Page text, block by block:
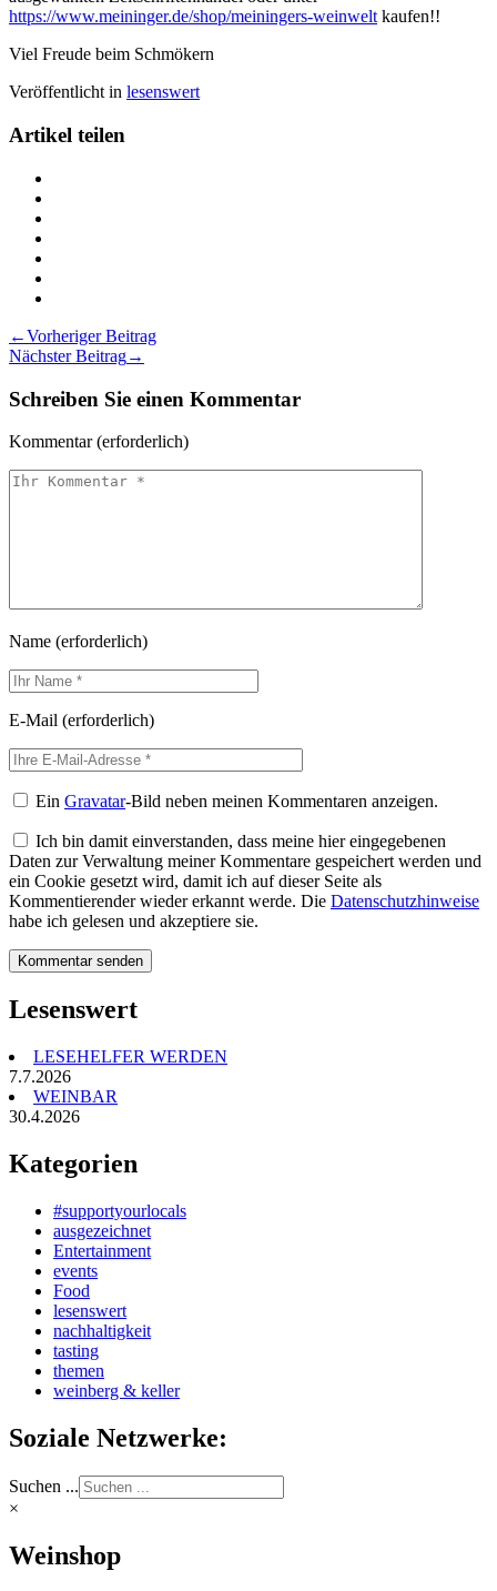
https://www.meininger.de/shop/meiningers-weinweltkaufen!!
Viel Freude beim Schmökern
Veröffentlicht in lesenswert
Artikel teilen
Xing
via
Email
WEINWELT
Beitragsnavigation
←Vorheriger Beitrag
Nächster Beitrag→
Schreiben Sie einen Kommentar
Kommentar (erforderlich)
Name (erforderlich)
E-Mail (erforderlich)
EinGravatar-Bild neben meinen Kommentaren anzeigen.
Ich bin damit einverstanden, dass meine hier eingegebenen
Daten zur Verwaltung meiner Kommentare gespeichert werden und
ein Cookie gesetzt wird, damit ich auf dieser Seite als
Kommentierender wieder erkannt werde. Die Datenschutzhinweise
habe ich gelesen und akzeptiere sie.
Lesenswert
LESEHELFER WERDEN
7.7.2026
WEINBAR
30.4.2026
Kategorien
#supportyourlocals
ausgezeichnet
Entertainment
events
Food
lesenswert
nachhaltigkeit
tasting
themen
weinberg & keller
Soziale Netzwerke:
Suchen ...
×
Weinshop